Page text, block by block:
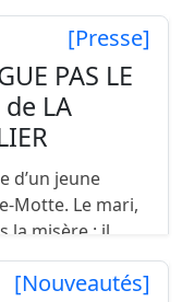
[Presse]
PAS LE
LA
d’un jeune
Motte. Le mari,
la misère : il
il les vend très
[Nouveautés]